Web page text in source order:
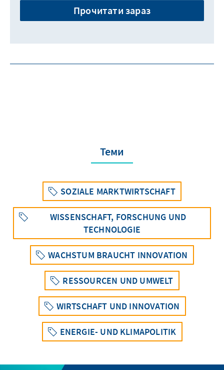
Прочитати зараз
Теми
SOZIALE MARKTWIRTSCHAFT
WISSENSCHAFT, FORSCHUNG UND
TECHNOLOGIE
WACHSTUM BRAUCHT INNOVATION
RESSOURCEN UND UMWELT
WIRTSCHAFT UND INNOVATION
ENERGIE- UND KLIMAPOLITIK